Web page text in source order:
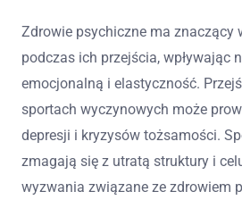
Zdrowie psychiczne ma znaczący
podczas ich przejścia, wpływając
emocjonalną i elastyczność.
sportach wyczynowych może
depresji i kryzysów tożsamości.
zmagają się z utratą struktury i
wyzwania związane ze zdrowiem